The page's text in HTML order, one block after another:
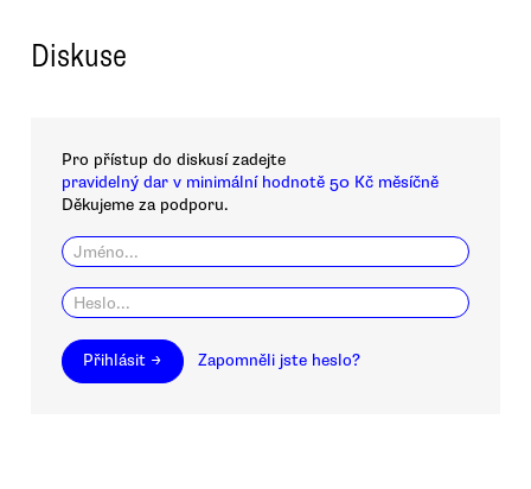
Diskuse
Pro přístup do diskusí zadejte
pravidelný dar v minimální hodnotě 50 Kč měsíčně
Děkujeme za podporu.
Přihlásit → Zapomněli jste heslo?